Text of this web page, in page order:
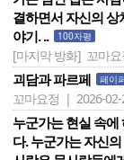
결하면서 자신의
야기. ..
100자평
[마지막 방화] 꼬마
괴담과 파르페 페이
꼬마요정 | 2026-02-
누군가는 현실 속
다. 누군가는 자신